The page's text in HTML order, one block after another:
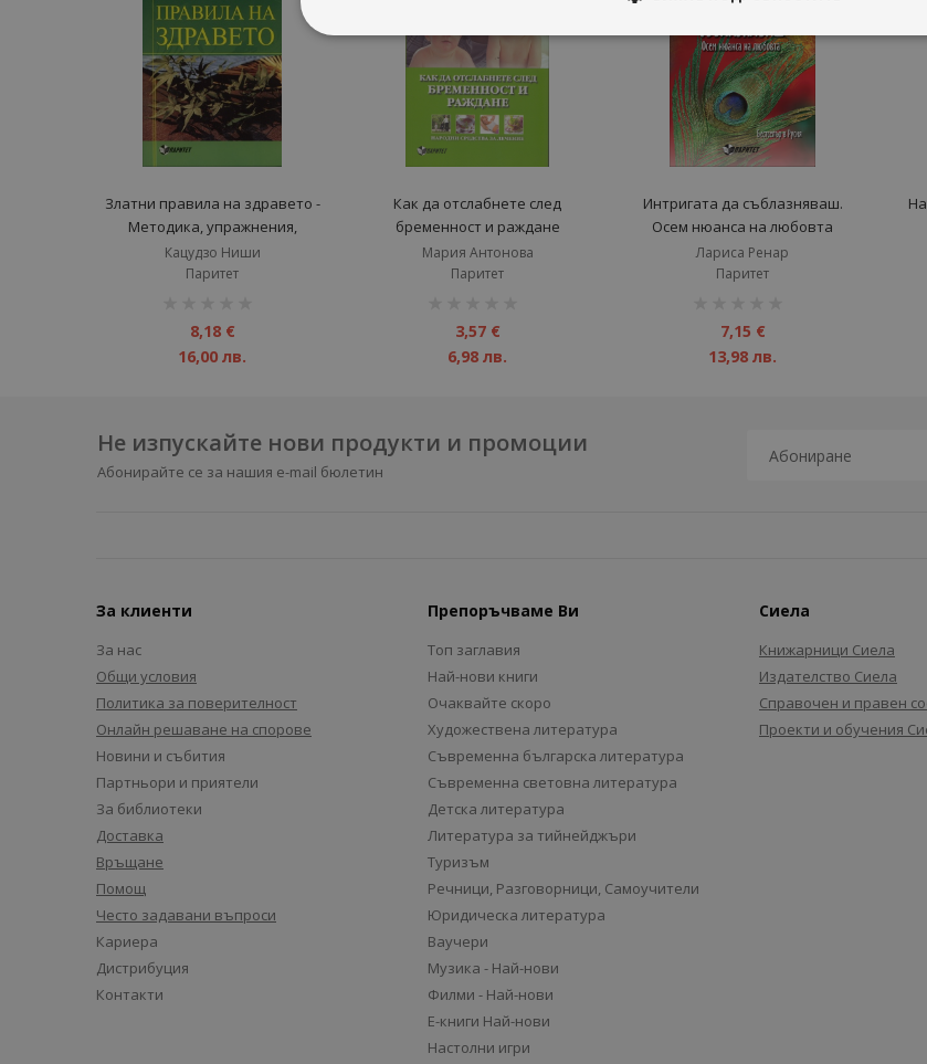
Златни правила на здравето -
Методика, упражнения,
медитации
Кацудзо Ниши
Паритет
8,18 €
16,00 лв.
Как да отслабнете след
бременност и раждане
Мария Антонова
Паритет
3,57 €
6,98 лв.
Интригата да съблазняваш.
Осем нюанса на любовта
Лариса Ренар
Паритет
7,15 €
13,98 лв.
Не изпускайте нови продукти и промоции
Абонирайте се за нашия e-mail бюлетин
За клиенти
За нас
Общи условия
Политика за поверителност
Онлайн решаване на спорове
Новини и събития
Партньори и приятели
За библиотеки
Доставка
Връщане
Помощ
Често задавани въпроси
Кариера
Дистрибуция
Контакти
Препоръчваме Ви
Топ заглавия
Най-нови книги
Очаквайте скоро
Художествена литература
Съвременна българска литература
Съвременна световна литература
Детска литература
Литература за тийнейджъри
Туризъм
Речници, Разговорници, Самоучители
Юридическа литература
Ваучери
Музика - Най-нови
Филми - Най-нови
Е-книги Най-нови
Настолни игри
Сиела
Книжарници Сиела
Издателство Сиела
Справочен и правен
Проекти и обучения